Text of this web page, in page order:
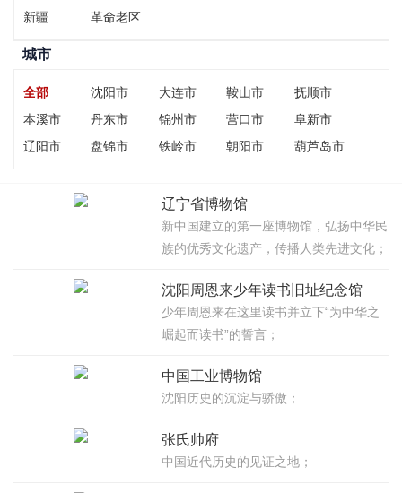
新疆
革命老区
城市
全部 沈阳市 大连市 鞍山市
抚顺市
本溪市
丹东市 锦州市 营口市
阜新市
辽阳市
盘锦市 铁岭市 朝阳市 葫芦岛市
辽宁省博物馆
新中国建立的第一座博物馆，弘扬中华民
族的优秀文化遗产，传播人类先进文化；
沈阳周恩来少年读书旧址纪念馆
少年周恩来在这里读书并立下“为中华之
崛起而读书”的誓言；
中国工业博物馆
沈阳历史的沉淀与骄傲；
张氏帅府
中国近代历史的见证之地；